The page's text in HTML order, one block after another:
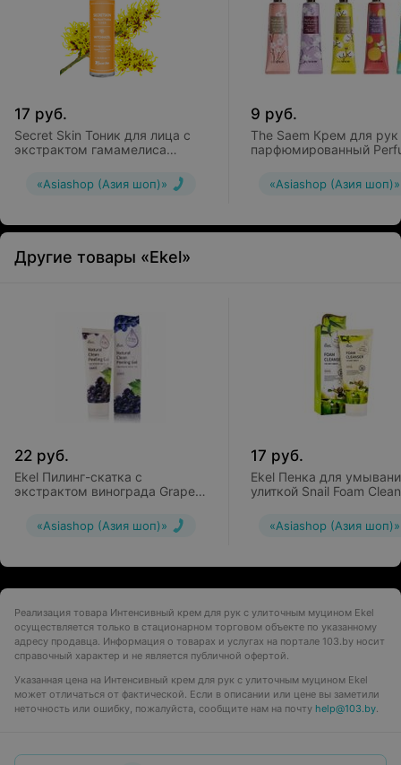
17 руб.
Secret Skin Тоник для лица с
экстрактом гамамелиса
«Asiashop (Азия шоп)»
9 руб.
The Saem Крем для рук
парфюмированный
«Asiashop (Азия шоп)»
Другие товары «Ekel»
22 руб.
Ekel Пилинг-скатка с
экстрактом винограда Grape
«Asiashop (Азия шоп)»
17 руб.
Ekel Пенка для
улиткой Snail Foam
«Asiashop (Азия шоп)»
Реализация товара Интенсивный крем для рук с улиточным муцином Ekel
осуществляется только в стационарном торговом объекте по указанному
адресу продавца. Информация о товарах и услугах на портале 103.by носит
справочный характер и не является публичной офертой.
Указанная цена на Интенсивный крем для рук с улиточным муцином Ekel
может отличаться от фактической. Если в описании или цене вы заметили
неточность или ошибку, пожалуйста, сообщите нам на почту help@103.by.